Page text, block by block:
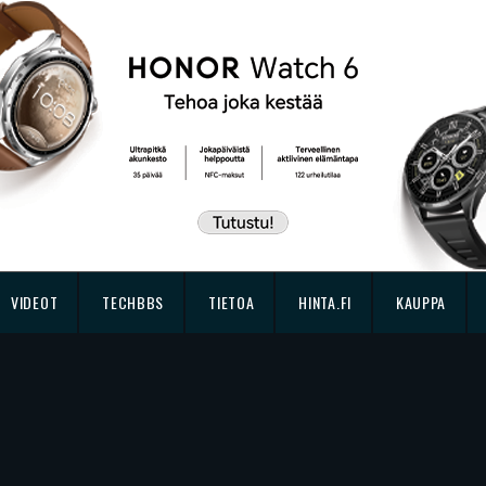
VIDEOT TECHBBS TIETOA HINTA.FI KAUPPA